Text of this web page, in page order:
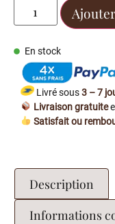
En stock
Livré sous3 – 7
Livraison gratuite
Satisfait ou
Description
Informations